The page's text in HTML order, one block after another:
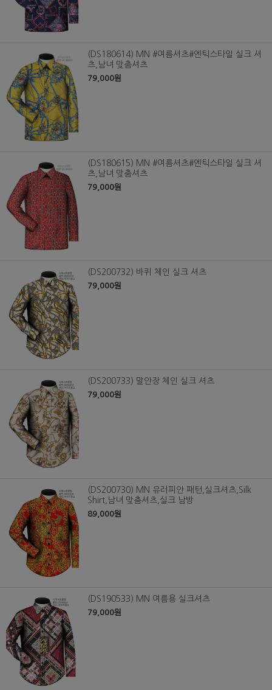
(DS180614) MN #여름셔츠#엔틱스타일 실크 셔
츠,남녀 맞춤셔츠
79,000원
(DS180615) MN #여름셔츠#엔틱스타일 실크 셔
츠,남녀 맞춤셔츠
79,000원
(DS200732) 바퀴 체인 실크 셔츠
79,000원
(DS200733) 말안장 체인 실크 셔츠
79,000원
(DS200730) MN 유러피안 패턴,실크셔츠,Silk
Shirt,남녀 맞춤셔츠,실크 남방
89,000원
(DS190533) MN 여름용 실크셔츠
79,000원